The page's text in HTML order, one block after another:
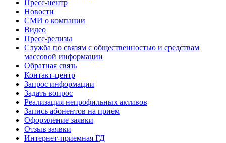
Пресс-центр
Новости
СМИ о компании
Видео
Пресс-релизы
Служба по связям с общественностью и средствам
массовой информации
Обратная связь
Контакт-центр
Запрос информации
Задать вопрос
Реализация непрофильных активов
Запись абонентов на приём
Оформление заявки
Отзыв заявки
Интернет-приемная ГД